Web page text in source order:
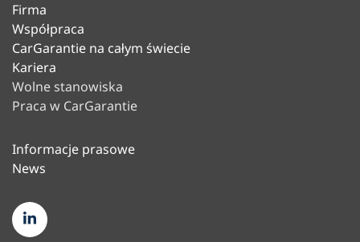
Firma
Współpraca
CarGarantie na całym świecie
Kariera
Wolne stanowiska
Praca w CarGarantie
Informacje prasowe
News